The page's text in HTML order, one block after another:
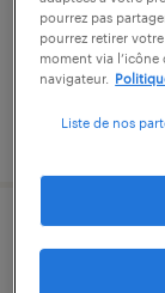
intérim
15,00 €
publié le 31
opérateur
index ms
pourrez pas
pourrez retirer
moment via
navigateur.
Liste de nos